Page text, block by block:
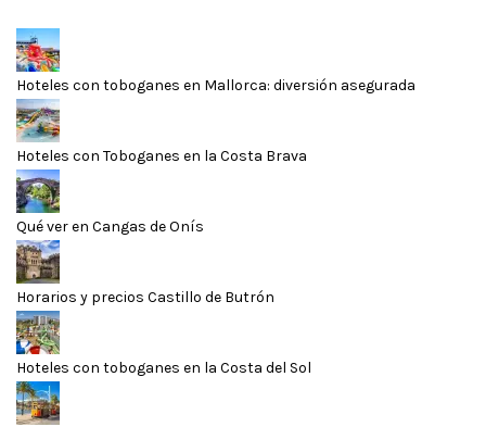
Hoteles con toboganes en Mallorca: diversión asegurada
Hoteles con Toboganes en la Costa Brava
Qué ver en Cangas de Onís
Horarios y precios Castillo de Butrón
Hoteles con toboganes en la Costa del Sol